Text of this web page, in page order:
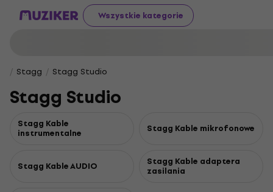
Wszystkie kategorie
Stagg Stagg Studio
Stagg Studio
Stagg Kable
instrumentalne Stagg Kable mikrofonowe
Stagg Kable AUDIO Stagg Kable adaptera
zasilania